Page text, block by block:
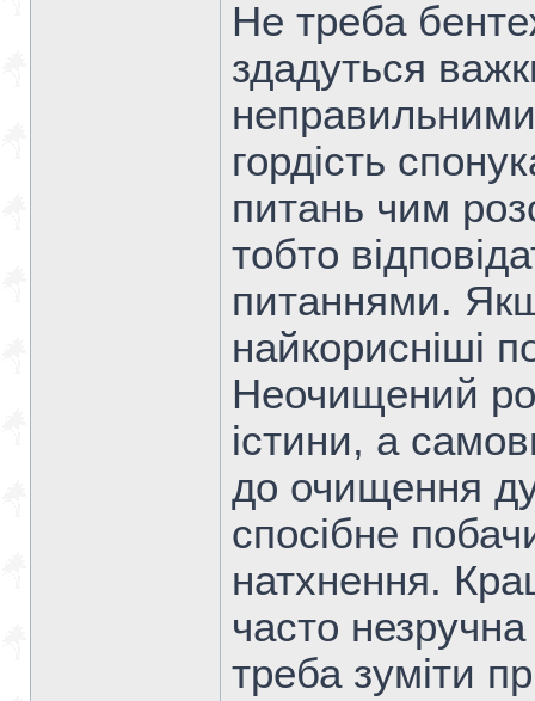
Не треба
здадуться
гордість
питань чим
тобто
питаннями.
найкорисніші
Неочищений
істини, а
до очищення
спосібне
натхнення.
часто
треба зуміти